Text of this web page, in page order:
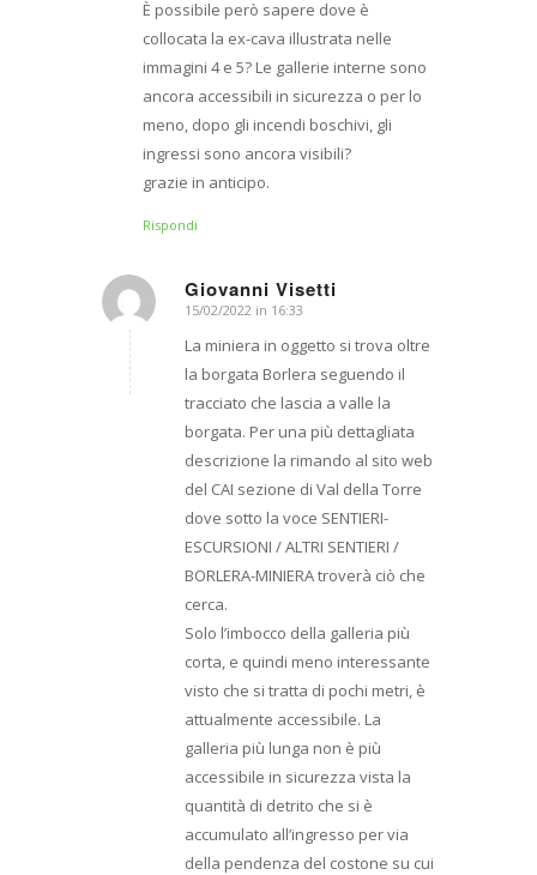
È possibile però sapere dove è
collocata la ex-cava illustrata nelle
immagini 4 e 5? Le gallerie interne sono
ancora accessibili in sicurezza o per lo
meno, dopo gli incendi boschivi, gli
ingressi sono ancora visibili?
grazie in anticipo.
Rispondi
Giovanni Visetti
dice:
15/02/2022 in 16:33
La miniera in oggetto si trova oltre
la borgata Borlera seguendo il
tracciato che lascia a valle la
borgata. Per una più dettagliata
descrizione la rimando al sito web
del CAI sezione di Val della Torre
dove sotto la voce SENTIERI-
ESCURSIONI / ALTRI SENTIERI /
BORLERA-MINIERA troverà ciò che
cerca.
Solo l’imbocco della galleria più
corta, e quindi meno interessante
visto che si tratta di pochi metri, è
attualmente accessibile. La
galleria più lunga non è più
accessibile in sicurezza vista la
quantità di detrito che si è
accumulato all’ingresso per via
della pendenza del costone su cui